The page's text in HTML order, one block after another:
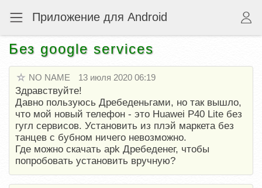
Приложение для Android
Без google services
NO NAME 13 июля 2020 06:19
Здравствуйте!
Давно пользуюсь Дребеденьгами, но так вышло,
что мой новый телефон - это Huawei P40 Lite без
гугл сервисов. Установить из плэй маркета без
танцев с бубном ничего невозможно.
Где можно скачать apk Дребеденег, чтобы
попробовать установить вручную?